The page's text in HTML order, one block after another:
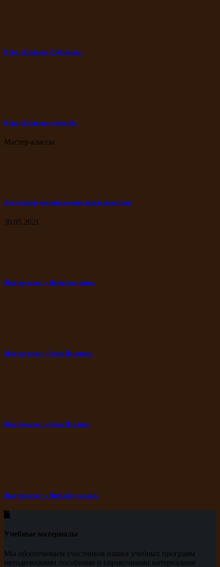
Курс «Сомелье Любитель»
Курс «Сомелье-weekend»
Мастер-классы
Дегустация крепких алкогольных напитков
30.05.2021
Мастер-класс «Игристые вина»
Мастер-класс «Вина Испании»
Мастер-класс «Вина Италии»
Мастер-класс «Пивной сомелье»
Учебные материалы
Мы обеспечиваем участников наших учебных программ
методическими пособиями и справочными материалами